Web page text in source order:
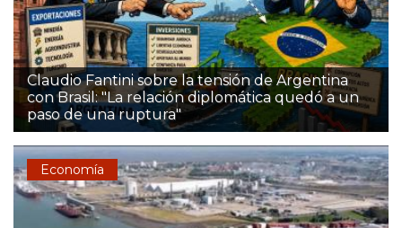
Claudio Fantini sobre la tensión de Argentina
con Brasil: "La relación diplomática quedó a un
paso de una ruptura"
Economía